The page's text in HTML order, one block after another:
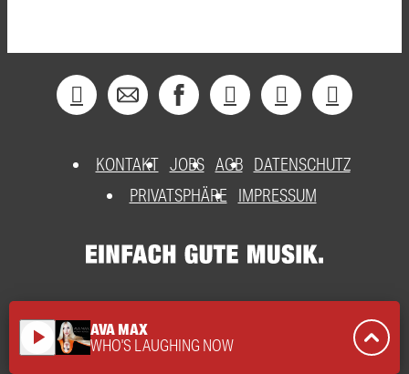
KONTAKT JOBS AGB DATENSCHUTZ
PRIVATSPHÄRE
IMPRESSUM
play_arrow AVA MAX
WHO'S LAUGHING NOW